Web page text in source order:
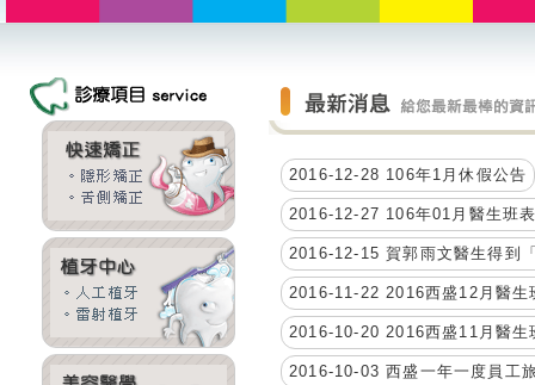
2016-12-28 106年1月休假公告
2016-12-27 106年01月醫生班
2016-12-15 賀郭雨文醫生得到
2016-11-22 2016西盛12月醫
2016-10-20 2016西盛11月醫
2016-10-03 西盛一年一度員工